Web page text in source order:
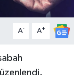
A- A+